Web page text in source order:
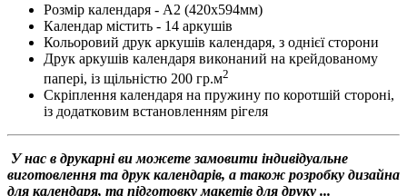
Розмір календаря - А2 (420х594мм)
Календар містить - 14 аркушів
Кольоровий друк аркушів календаря, з однієї сторони
Друк аркушів календаря виконаний на крейдованому
папері, із щільністю 200 гр.м2
Скріплення календаря на пружину по коротшій стороні,
із додатковим встановленням рігеля
У нас в друкарні ви можете замовити індивідуальне
виготовлення та друк календарів, а також розробку дизайна
для календаря, та підготовку макетів для друку ...